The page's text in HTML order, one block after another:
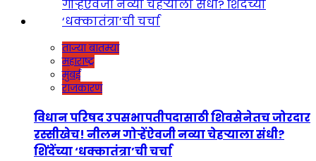
ताज्या बातम्या
महाराष्ट्र
मुंबई
राजकारण
विधान परिषद उपसभापतीपदासाठी शिवसेनेतच जोरदार
रस्सीखेच! नीलम गोऱ्हेंऐवजी नव्या चेहऱ्याला संधी?
शिंदेंच्या ‘धक्कातंत्रा’ची चर्चा